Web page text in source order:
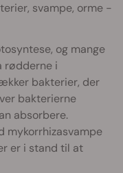
svampe, orme -
og mange
rødderne i
bakterier, der
bakterierne
absorbere.
mykorrhizasvampe
er i stand til at